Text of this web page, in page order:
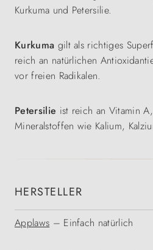
Kurkuma und Petersilie.
Kurkuma gilt als richtiges
reich an natürlichen
vor freien Radikalen.
Petersilie ist reich an Vitamin
Mineralstoffen wie Kalium,
HERSTELLER
Applaws – Einfach natürlich